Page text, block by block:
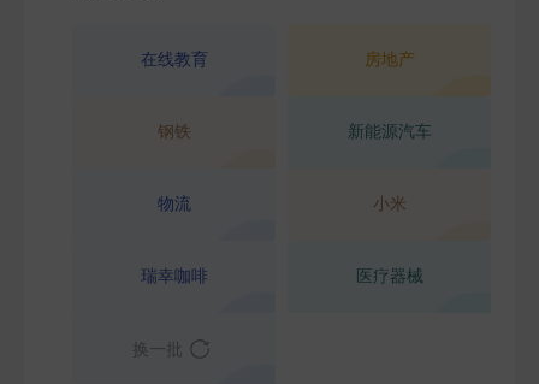
在线教育 房地产
钢铁 新能源汽车
物流 小米
瑞幸咖啡 医疗器械
换一批